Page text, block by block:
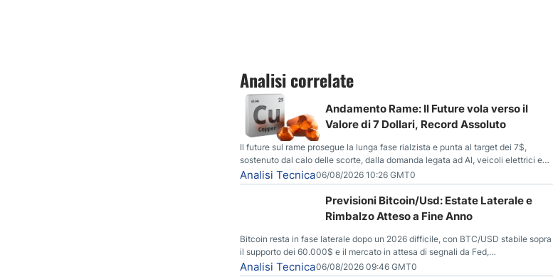
Analisi correlate
Andamento Rame: Il Future vola verso il
Valore di 7 Dollari, Record Assoluto
Il future sul rame prosegue la lunga fase rialzista e punta al target dei 7$,
sostenuto dal calo delle scorte, dalla domanda legata ad AI, veicoli elettrici e
reti energetiche, e dai timori di deficit produttivo dal 2028.
Analisi Tecnica06/08/2026 10:26 GMT0
Previsioni Bitcoin/Usd: Estate Laterale e
Rimbalzo Atteso a Fine Anno
Bitcoin resta in fase laterale dopo un 2026 difficile, con BTC/USD stabile sopra
il supporto dei 60.000$ e il mercato in attesa di segnali da Fed,
regolamentazione USA ed elezioni di medio termine.
Analisi Tecnica06/08/2026 09:46 GMT0